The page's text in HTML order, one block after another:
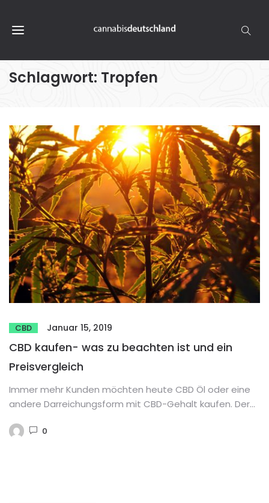
Schlagwort: Tropfen
CBD Januar 15, 2019
CBD kaufen- was zu beachten ist und ein
Preisvergleich
Immer mehr Kunden möchten heute CBD Öl oder eine
andere Darreichungsform mit CBD-Gehalt kaufen. Der
0